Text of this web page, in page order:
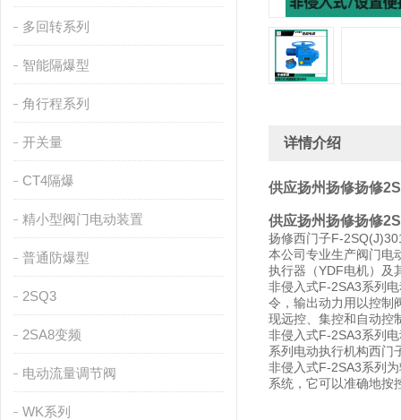
多回转系列
智能隔爆型
角行程系列
开关量
CT4隔爆
精小型阀门电动装置
普通防爆型
2SQ3
2SA8变频
电动流量调节阀
WK系列
详情介绍
供应扬州扬修扬修
供应扬州扬修扬修
扬修西门子F-
本公司专业生产阀门电
执行器（YDF电机）及
非侵入式F-2SA3系列
令，输出动力用以控制
现远控、集控和自动控
非侵入式F-2SA3系列
系列电动执行机构西门
非侵入式F-2SA3系列
系统，它可以准确地按